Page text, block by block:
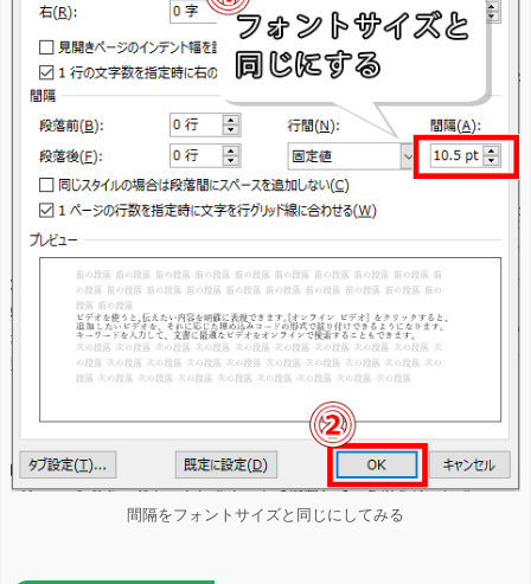
間隔をフォントサイズと同じにしてみる